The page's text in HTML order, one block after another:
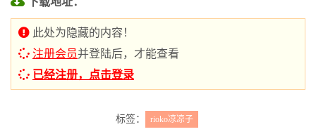
此处为隐藏的内容！
注册会员并登陆后，才能查看
已经注册，点击登录
标签： rioko凉凉子